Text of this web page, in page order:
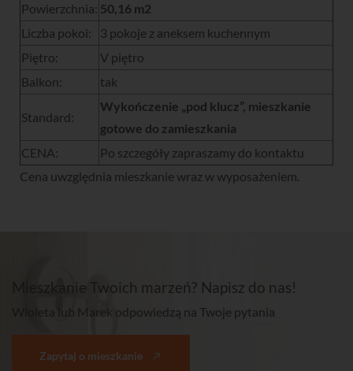
Powierzchnia: 50,16 m2
Liczba pokoi:
3 pokoje z aneksem kuchennym
Piętro:
V piętro
Balkon:
tak
Standard:
Wykończenie „pod klucz”, mieszkanie
gotowe do zamieszkania
CENA:
Po szczegóły zapraszamy do kontaktu
Cena uwzględnia mieszkanie wraz w wyposażeniem.
Mieszkanie Twoich marzeń? Napisz do nas!
Wioleta lub Marek odpowiedzą na Twoje pytania
Zapytaj o mieszkanie